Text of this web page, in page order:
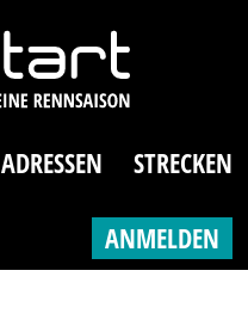
ADRESSEN STRECKEN
ANMELDEN